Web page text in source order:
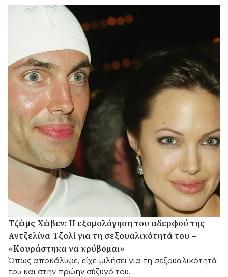
Τζέιμς Χέιβεν: Η εξομολόγηση του αδερφού της
Αντζελίνα Τζολί για τη σεξουαλικότητά του –
«Κουράστηκα να κρύβομαι»
Όπως αποκάλυψε, είχε μιλήσει για τη σεξουαλικότητά
του και στην πρώην σύζυγό του.